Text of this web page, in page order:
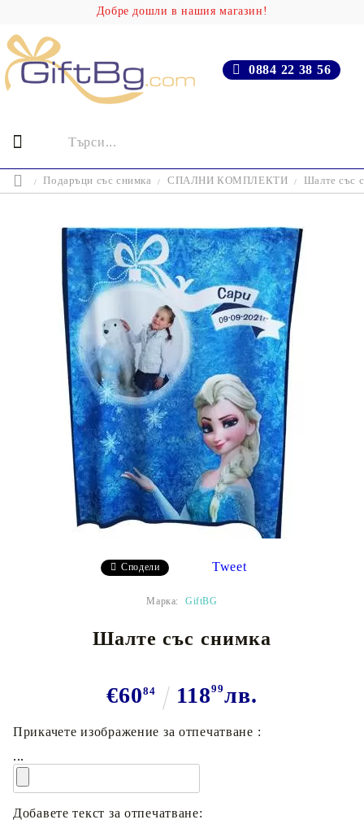
Добре дошли в нашия магазин!
0884 22 38 56
Подаръци със снимка СПАЛНИ КОМПЛЕКТИ Шалте със
Сподели Tweet
Марка: GiftBG
Шалте със снимка
€6084 11899лв.
Прикачете изображение за отпечатване :
...
Добавете текст за отпечатване: